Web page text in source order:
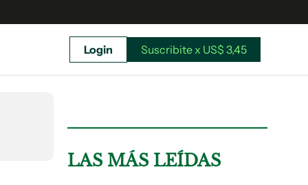
Login Suscribite x US$ 3,45
LAS MÁS LEÍDAS